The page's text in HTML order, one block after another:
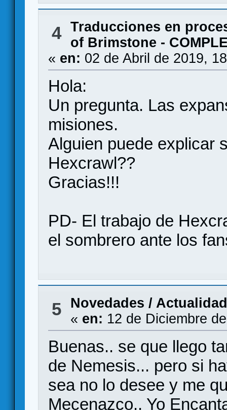
4 Traducciones en
of Brimstone -
« en: 02 de Abril de 2019,
Hola:
Un pregunta. Las
misiones.
Alguien puede explicar
Hexcrawl??
Gracias!!!
PD- El trabajo de
el sombrero ante los
5
Novedades / Actualidad
« en: 12 de Diciembre
Buenas.. se que llego
de Nemesis... pero si
sea no lo desee y me
Mecenazco.. Yo